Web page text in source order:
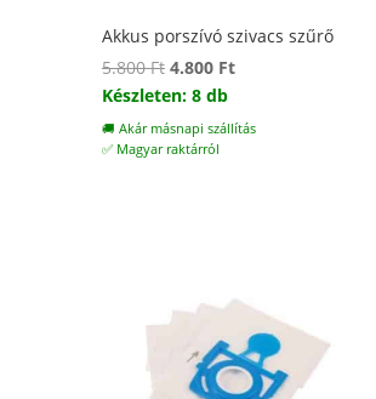
Akkus porszívó szivacs szűrő
5.800Ft Original
price
was:
5.800 Ft.
4.800 FtCurrent
is:
Készleten: 8 db
🚚 Akár másnapi szállítás
✅ Magyar raktárról